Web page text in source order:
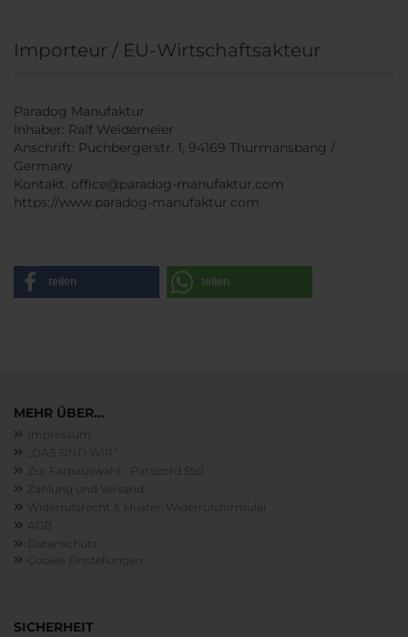
Importeur / EU-Wirtschaftsakteur
Paradog Manufaktur
Inhaber: Ralf Weidemeier
Anschrift: Puchbergerstr. 1, 94169 Thurmansbang /
Germany
Kontakt: office@paradog-manufaktur.com
https://www.paradog-manufaktur.com
teilen teilen
MEHR ÜBER...
Impressum
„DAS SIND WIR“
Zur Farbauswahl - Paracord 550
Zahlung und Versand
Widerrufsrecht & Muster-Widerrufsformular
AGB
Datenschutz
Cookie Einstellungen
SICHERHEIT